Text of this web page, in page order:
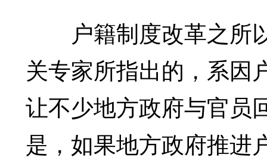
户籍制度改革之所
关专家所指出的，系因
让不少地方政府与官员
是，如果地方政府推进